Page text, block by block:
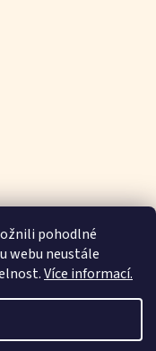
pohodlné
webu neustále
Více informací.